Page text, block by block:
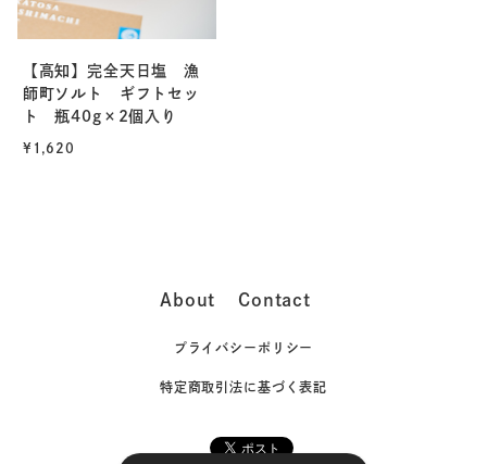
【高知】完全天日塩 漁
師町ソルト ギフトセッ
ト 瓶40g×2個入り
¥1,620
About Contact
プライバシーポリシー
特定商取引法に基づく表記